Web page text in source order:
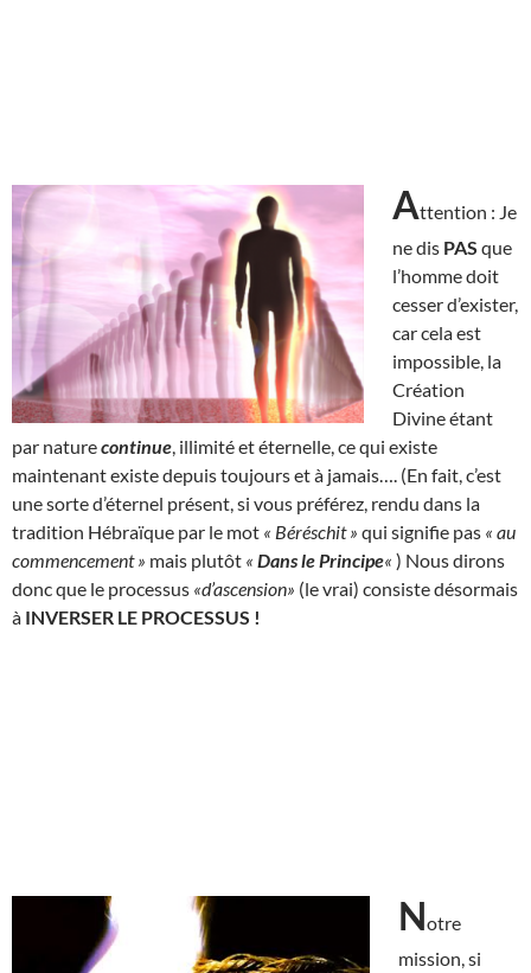
Attention : Je
ne dis PAS que
l’homme doit
cesser d’exister,
car cela est
impossible, la
Création
Divine étant
par naturecontinue , illimité et éternelle, ce qui existe
maintenant existe depuis toujours et à jamais…. (En fait, c’est
une sorte d’éternel présent, si vous préférez, rendu dans la
tradition Hébraïque par le mot « Béréschit » qui signifie pas « au
commencement » mais plutôt « Dans le Principe« ) Nous dirons
donc que le processus «d’ascension» (le vrai) consiste désormais
à INVERSER LE PROCESSUS !
Notre
mission, si